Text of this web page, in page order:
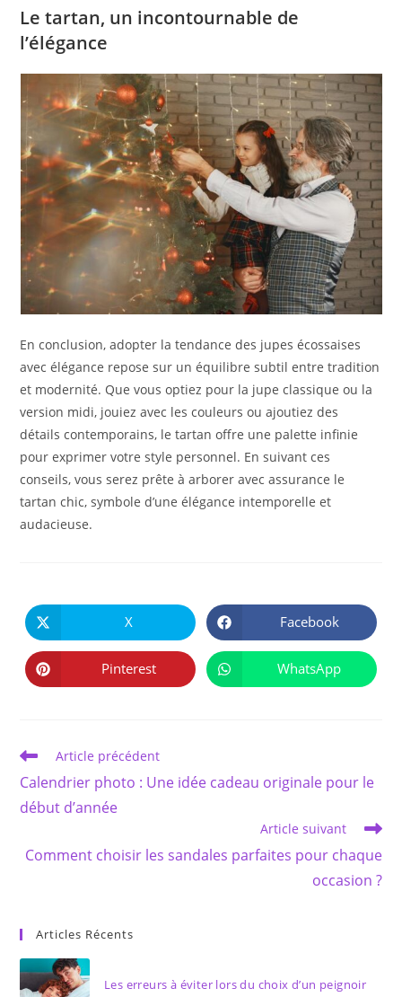
Le tartan, un incontournable de
l’élégance
En conclusion, adopter la tendance des jupes écossaises
avec élégance repose sur un équilibre subtil entre tradition
et modernité. Que vous optiez pour la jupe classique ou la
version midi, jouiez avec les couleurs ou ajoutiez des
détails contemporains, le tartan offre une palette infinie
pour exprimer votre style personnel. En suivant ces
conseils, vous serez prête à arborer avec assurance le
tartan chic, symbole d’une élégance intemporelle et
audacieuse.
CE
CONTENU
Ouvrir
dans
une
autre
fenêtre
X Ouvrir
dans
une
autre
fenêtre
Facebook
Ouvrir
dans
Pinterest Ouvrir
dans
WhatsApp
Read
articles
Article précédent
Calendrier photo : Une idée cadeau originale pour le
début d’année
Article suivant
Comment choisir les sandales parfaites pour chaque
occasion ?
Articles Récents
Les erreurs à éviter lors du choix d’un peignoir